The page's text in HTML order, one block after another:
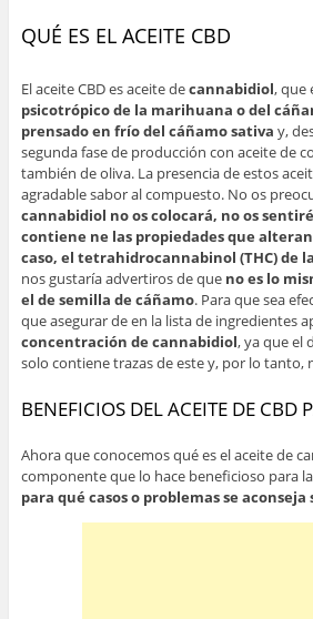
QUÉ ES EL ACEITE CBD
El aceite CBD es aceite decannabidiol, que
psicotrópico de la marihuana o del
prensado en frío del cáñamo sativa y,
segunda fase de producción con aceite de
también de oliva. La presencia de estos
agradable sabor al compuesto. No os
cannabidiol no os colocará, no os
contiene ne las propiedades que
caso, el tetrahidrocannabinol (THC) de
nos gustaría advertiros de que no es lo
el de semilla de cáñamo. Para que sea
que asegurar de en la lista de ingredientes
concentración de cannabidiol, ya que el
solo contiene trazas de este y, por lo tanto,
BENEFICIOS DEL ACEITE DE CBD
Ahora que conocemos qué es el aceite de
componente que lo hace beneficioso para
para qué casos o problemas se aconseja